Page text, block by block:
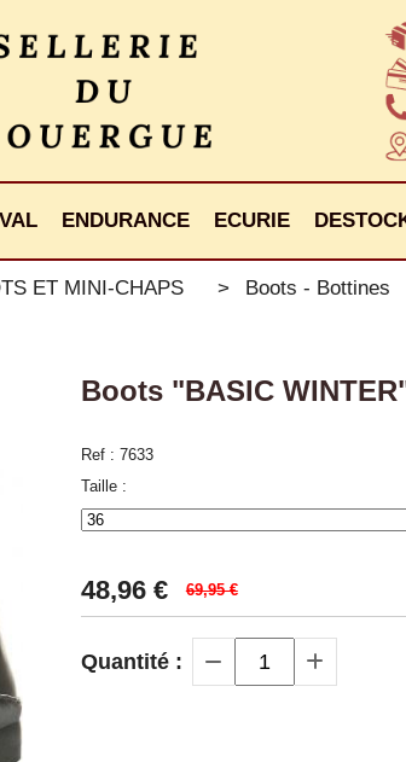
ENDURANCE ECURIE
ET MINI-CHAPS Boots - Bottines
Boots "BASIC
Ref : 7633
Taille :
48,96€ 69,95 €
Quantité :